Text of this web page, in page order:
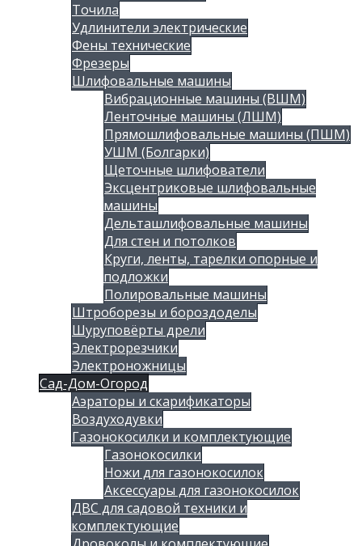
Точила
Удлинители электрические
Фены технические
Фрезеры
Шлифовальные машины
Вибрационные машины (ВШМ)
Ленточные машины (ЛШМ)
Прямошлифовальные машины (ПШМ)
УШМ (Болгарки)
Щеточные шлифователи
Эксцентриковые шлифовальные
машины
Дельташлифовальные машины
Для стен и потолков
Круги, ленты, тарелки опорные и
подложки
Полировальные машины
Штроборезы и бороздоделы
Шуруповёрты дрели
Электрорезчики
Электроножницы
Сад-Дом-Огород
Аэраторы и скарификаторы
Воздуходувки
Газонокосилки и комплектующие
Газонокосилки
Ножи для газонокосилок
Аксессуары для газонокосилок
ДВС для садовой техники и
комплектующие